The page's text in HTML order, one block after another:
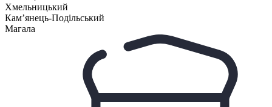
Хмельницький
Камʼянець-Подільський
Магала